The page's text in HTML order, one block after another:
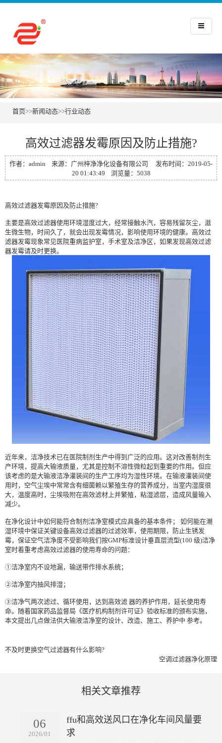
首页>>新闻动态>>行业动态
高效过滤器发霉原因及防止措施?
作者：admin 来源：广州梓净净化设备有限公司 发布时间：2019-05-
20 01:43:49 浏览量：5038
高效过滤器发霉原因及防止措施?
主要是高效过滤器使用环境湿度过大，经常接触水汽，容易残留灰尘，滋
生微生物，时间久了，就会出现发霉情况，影响使用环境的健康。高效过
滤器发霉现象常见医院重病监护室，手术室及洁净区，如果发现高效过滤
器发霉请及时更换。
近年来，洁净技术已在医院制剂生产中得到广泛的应用。这对改善制剂生
产环境，提高大输液质量，尤其是控制不溶性微粒起到重要的作用。但应
该考虑的是大输液洁净灌装间的生产工序均为湿性环境。在输液灌装间使
用时，空气尘埃中常常含有细菌赖以繁殖生存的营养成分，当室内湿度很
大，温度高时，尘埃吸附在高效滤材上并繁殖，粘湿滤层，造成风量输入
减少。
在净化设计中如何能符合制剂洁净室模式应具备的基本条件； 如何能在潮
湿环境中保证关键设备高效过滤器的过滤效率，使用期限，防止生锈发
霉，保证空气洁净度不受影响我们按GMP标准设计垂直层流型(100 级)洁净
室时着重考虑高效过滤器的使用寿命的问题：
①洁净室内不设地漏，输送带作排水系统；
②洁净室内抽风排湿；
③洁净气两次滤过、循环使用，达到高效滤 器的养护作用，延长使用寿
命。随着国家药品监督局《医疗机构制剂许可证》验收标准的颁布实施，
本文提出几点做法供大输液洁净室的设计、改造、施工、养护中 参考。
不及时更换空气过滤器有什么影响?
空调过滤器净化原理
相关文章推荐
06
2026/01
ffu和高效送风口在净化车间风量要
求